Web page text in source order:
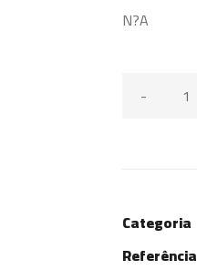
N?A
-
Categoria
Referência